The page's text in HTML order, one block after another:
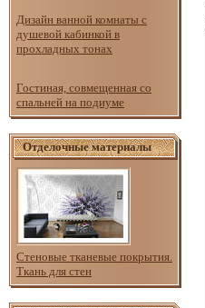
Дизайн ванной комнаты с
душевой кабинкой в
прохладных тонах
Гостиная, совмещенная со
спальней на подиуме
Отделочные материалы
Стеновые тканевые покрытия.
Ткань для стен